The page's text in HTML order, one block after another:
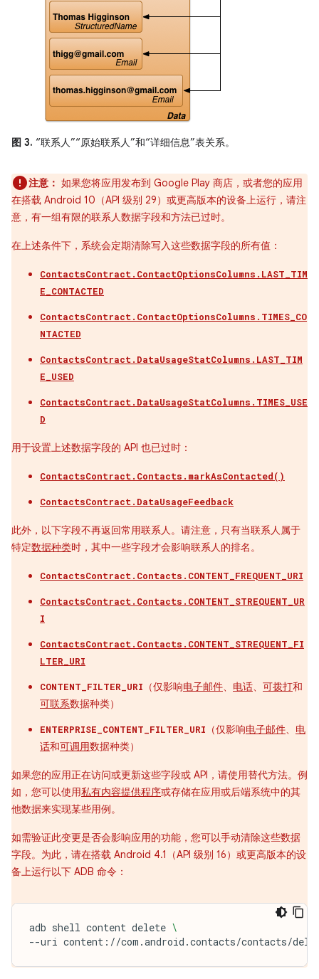
图 3. “联系人”“原始联系人”和“详细信息”表关系。
注意： 如果您将应用发布到 Google Play 商店，或者您的应用
在搭载 Android 10（API 级别 29）或更高版本的设备上运行，请注
意，有一组有限的联系人数据字段和方法已过时。
在上述条件下，系统会定期清除写入这些数据字段的所有值：
ContactsContract.ContactOptionsColumns.LAST_TIM
E_CONTACTED
ContactsContract.ContactOptionsColumns.TIMES_CO
NTACTED
ContactsContract.DataUsageStatColumns.LAST_TIM
E_USED
ContactsContract.DataUsageStatColumns.TIMES_USE
D
用于设置上述数据字段的 API 也已过时：
ContactsContract.Contacts.markAsContacted()
ContactsContract.DataUsageFeedback
此外，以下字段不再返回常用联系人。请注意，只有当联系人属于
特定数据种类时，其中一些字段才会影响联系人的排名。
ContactsContract.Contacts.CONTENT_FREQUENT_URI
ContactsContract.Contacts.CONTENT_STREQUENT_UR
I
ContactsContract.Contacts.CONTENT_STREQUENT_FI
LTER_URI
CONTENT_FILTER_URI （仅影响电子邮件、 电话、 可拨打和
可联系数据种类）
ENTERPRISE_CONTENT_FILTER_URI （仅影响电子邮件、 电
话和可调用数据种类）
如果您的应用正在访问或更新这些字段或 API，请使用替代方法。例
如，您可以使用私有内容提供程序或存储在应用或后端系统中的其
他数据来实现某些用例。
如需验证此变更是否会影响应用的功能，您可以手动清除这些数据
字段。为此，请在搭载 Android 4.1（API 级别 16）或更高版本的设
备上运行以下 ADB 命令：
adb shell content delete \
--uri content://com.android.contacts/contacts/